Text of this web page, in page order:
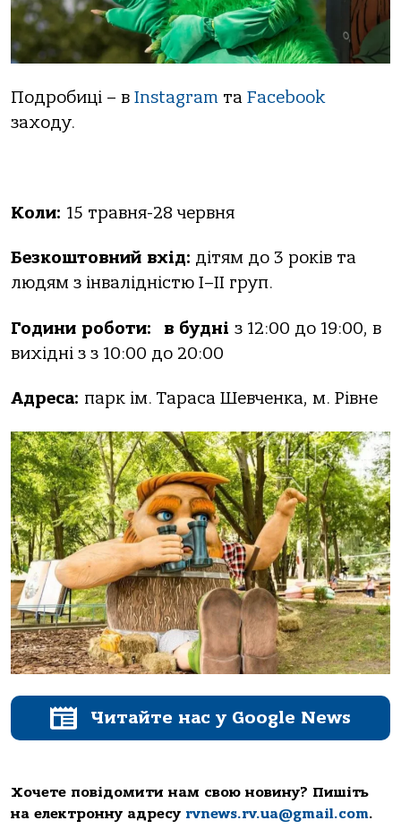
Подробиці – в Instagram та Facebook
заходу.
Коли: 15 травня-28 червня
Безкоштовний вхід: дітям до 3 років та
людям з інвалідністю I–II груп.
Години роботи: в будні з 12:00 до 19:00, в
вихідні з з 10:00 до 20:00
Адреса: парк ім. Тараса Шевченка, м. Рівне
Читайте нас у Google News
Хочете повідомити нам свою новину? Пишіть
на електронну адресу rvnews.rv.ua@gmail.com.